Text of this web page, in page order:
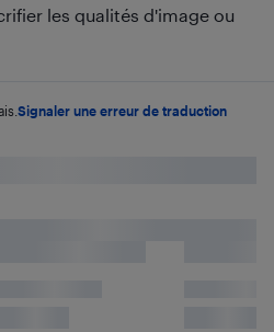
les qualités d'image ou
Signaler une erreur de traduction